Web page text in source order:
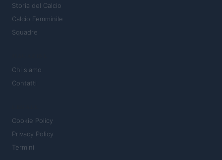
Storia del Calcio
Calcio Femminile
Squadre
Chi siamo
Contatti
Cookie Policy
Privacy Policy
Termini